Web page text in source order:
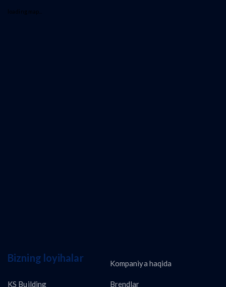
loading map...
Bizning loyihalar
KS Building
Kompaniya haqida
Brendlar